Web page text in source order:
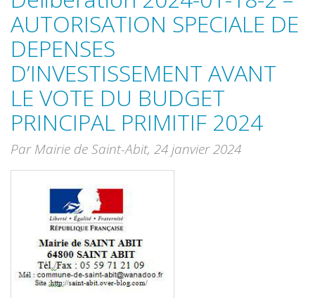
AUTORISATION SPECIALE DE
DEPENSES
D’INVESTISSEMENT AVANT
LE VOTE DU BUDGET
PRINCIPAL PRIMITIF 2024
Par Mairie de Saint-Abit, 24 janvier 2024